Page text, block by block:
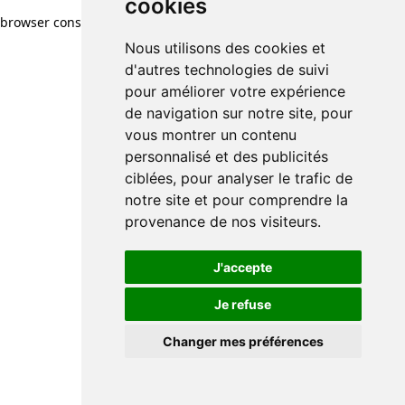
cookies
Nous utilisons des cookies et
d'autres technologies de suivi
pour améliorer votre expérience
de navigation sur notre site, pour
vous montrer un contenu
personnalisé et des publicités
ciblées, pour analyser le trafic de
notre site et pour comprendre la
provenance de nos visiteurs.
J'accepte
Je refuse
Changer mes préférences
browser console for more information)